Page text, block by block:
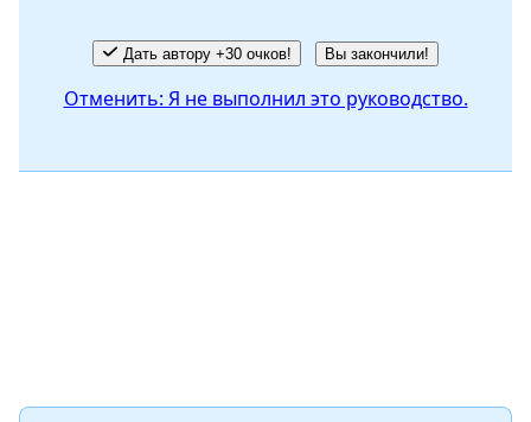
Дать автору +30 очков! Вы закончили!
Отменить: Я не выполнил это руководство.